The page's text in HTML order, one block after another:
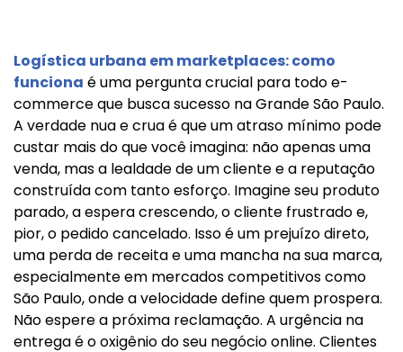
Logística urbana em marketplaces: como
funciona é uma pergunta crucial para todo e-
commerce que busca sucesso na Grande São Paulo.
A verdade nua e crua é que um atraso mínimo pode
custar mais do que você imagina: não apenas uma
venda, mas a lealdade de um cliente e a reputação
construída com tanto esforço. Imagine seu produto
parado, a espera crescendo, o cliente frustrado e,
pior, o pedido cancelado. Isso é um prejuízo direto,
uma perda de receita e uma mancha na sua marca,
especialmente em mercados competitivos como
São Paulo, onde a velocidade define quem prospera.
Não espere a próxima reclamação. A urgência na
entrega é o oxigênio do seu negócio online. Clientes